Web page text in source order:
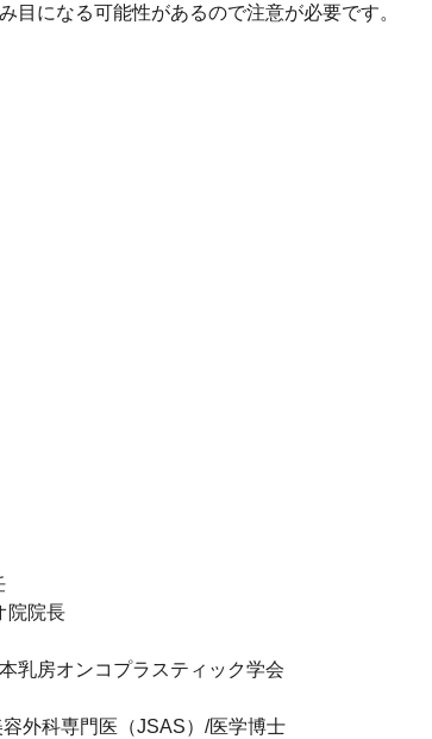
になる可能性があるので注意が必要です。
院院長
乳房オンコプラスティック学会
外科専門医（JSAS）/医学博士